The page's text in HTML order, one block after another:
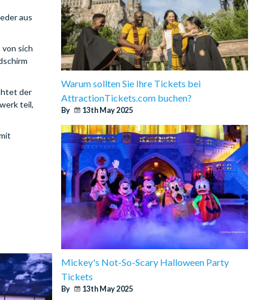
aus
sich
der
teil,
Warum sollten Sie Ihre Tickets bei
AttractionTickets.com buchen?
By 13th May 2025
Mickey's Not-So-Scary Halloween Party
Tickets
By 13th May 2025